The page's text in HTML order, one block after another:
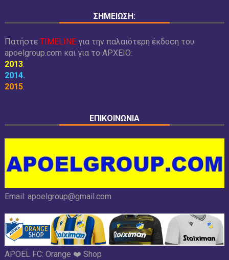
ΣΗΜΕΙΩΣΗ:
Πατήστε TIMELINEγια την παλαιότερη έκδοση του
apoelgroup.com και για το ΑΡΧΕΙΟ:
2013.
2014.
2015.
ΕΠΙΚΟΙΝΩΝΙΑ
Email: apoelgroup@gmail.com
APOEL FC: Orange ❤️ Shop